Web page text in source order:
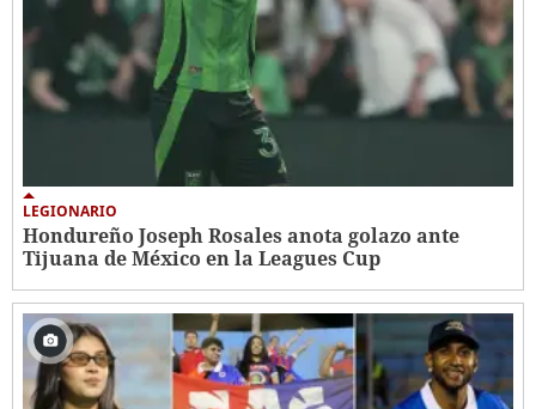
LEGIONARIO
Hondureño Joseph Rosales anota golazo ante
Tijuana de México en la Leagues Cup